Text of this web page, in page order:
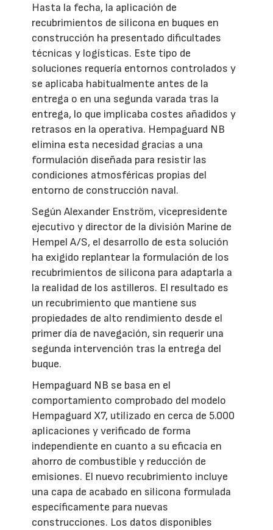
Hasta la fecha, la aplicación de
recubrimientos de silicona en buques en
construcción ha presentado dificultades
técnicas y logísticas. Este tipo de
soluciones requería entornos controlados y
se aplicaba habitualmente antes de la
entrega o en una segunda varada tras la
entrega, lo que implicaba costes añadidos y
retrasos en la operativa. Hempaguard NB
elimina esta necesidad gracias a una
formulación diseñada para resistir las
condiciones atmosféricas propias del
entorno de construcción naval.
Según Alexander Enström, vicepresidente
ejecutivo y director de la división Marine de
Hempel A/S, el desarrollo de esta solución
ha exigido replantear la formulación de los
recubrimientos de silicona para adaptarla a
la realidad de los astilleros. El resultado es
un recubrimiento que mantiene sus
propiedades de alto rendimiento desde el
primer día de navegación, sin requerir una
segunda intervención tras la entrega del
buque.
Hempaguard NB se basa en el
comportamiento comprobado del modelo
Hempaguard X7, utilizado en cerca de 5.000
aplicaciones y verificado de forma
independiente en cuanto a su eficacia en
ahorro de combustible y reducción de
emisiones. El nuevo recubrimiento incluye
una capa de acabado en silicona formulada
específicamente para nuevas
construcciones. Los datos disponibles